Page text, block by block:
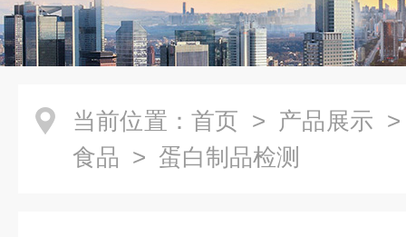
当前位置： 首页 > 产品展示
食品 > 蛋白制品检测